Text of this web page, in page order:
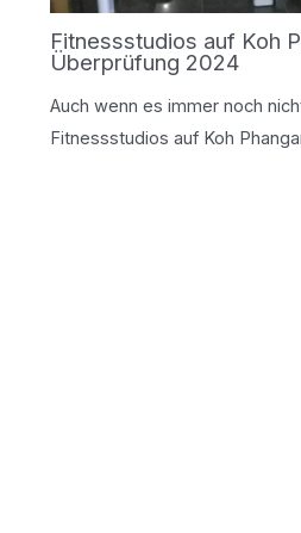
Fitnessstudios auf Koh
Überprüfung 2024
Auch wenn es immer noch
Fitnessstudios auf Koh